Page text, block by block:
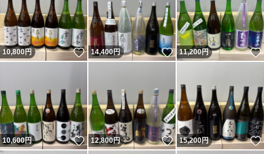
10,800円 いいね！
14,400円 いいね！
11,200円
10,600円 いいね！
12,800円 いいね！
15,200円